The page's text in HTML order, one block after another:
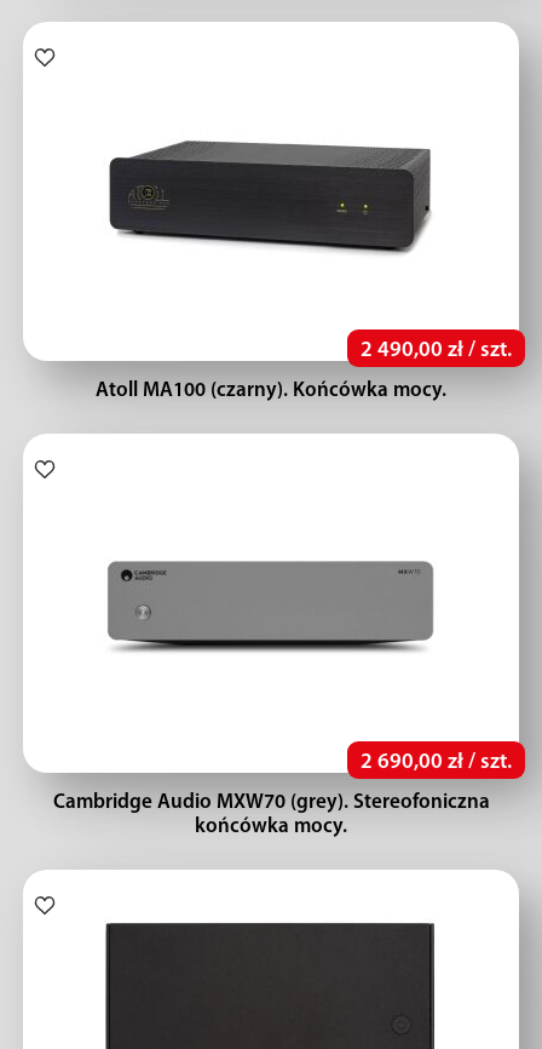
2 490,00 zł / szt.
Atoll MA100 (czarny). Końcówka mocy.
2 690,00 zł / szt.
Cambridge Audio MXW70 (grey). Stereofoniczna
końcówka mocy.